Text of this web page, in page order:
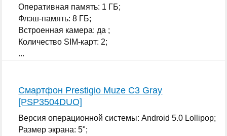
Оперативная память: 1 ГБ;
Флэш-память: 8 ГБ;
Встроенная камера: да ;
Количество SIM-карт: 2;
...
Смартфон Prestigio Muze C3 Gray
[PSP3504DUO]
Версия операционной системы: Android 5.0 Lollipop;
Размер экрана: 5";